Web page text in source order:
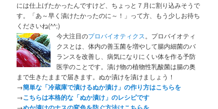
には仕上げたかったんですけど、ちょっと７月に割り込みそうで
す。「あ～早く漬けたかったのに～！」って方、もう少しお待ち
くださいね(^^;)
今大注目のプロバイオティクス。プロバイオティ
クスとは、体内の善玉菌を増やして腸内細菌のバ
ランスを改善し、病気になりにくい体を作る予防
医学のことです。漬け物の植物性乳酸菌は腸の奥
まで生きたままで届きます。ぬか漬けを漬けましょう！
→簡単な「冷蔵庫で漬けるぬか漬け」の作り方はこちらを
→こちらは本格的な「ぬか漬け」のレシピです